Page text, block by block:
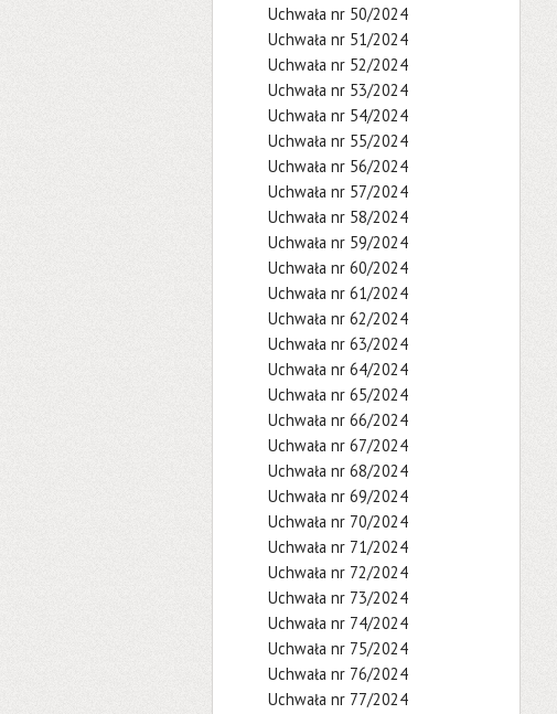
Uchwała nr 50/2024
Uchwała nr 51/2024
Uchwała nr 52/2024
Uchwała nr 53/2024
Uchwała nr 54/2024
Uchwała nr 55/2024
Uchwała nr 56/2024
Uchwała nr 57/2024
Uchwała nr 58/2024
Uchwała nr 59/2024
Uchwała nr 60/2024
Uchwała nr 61/2024
Uchwała nr 62/2024
Uchwała nr 63/2024
Uchwała nr 64/2024
Uchwała nr 65/2024
Uchwała nr 66/2024
Uchwała nr 67/2024
Uchwała nr 68/2024
Uchwała nr 69/2024
Uchwała nr 70/2024
Uchwała nr 71/2024
Uchwała nr 72/2024
Uchwała nr 73/2024
Uchwała nr 74/2024
Uchwała nr 75/2024
Uchwała nr 76/2024
Uchwała nr 77/2024